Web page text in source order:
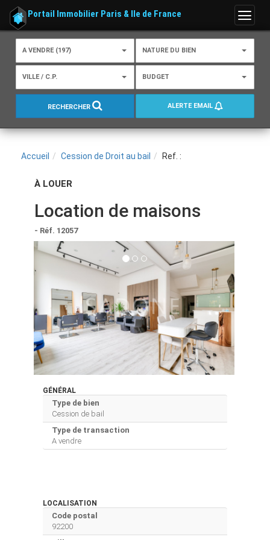
Menu
Portail Immobilier Paris & Ile de France
A VENDRE (197) NATURE DU BIEN
VILLE / C.P. BUDGET
RECHERCHER ALERTE EMAIL
Accueil Cession de Droit au bail Ref. :
À LOUER
Location de maisons
- Réf. 12057
GÉNÉRAL
Type de bien
Cession de bail
Type de transaction
A vendre
LOCALISATION
Code postal
92200